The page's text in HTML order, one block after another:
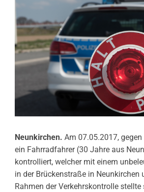
Neunkirchen. Am 07.05.2017,
ein Fahrradfahrer (30 Jahre aus
kontrolliert, welcher mit einem
in der Brückenstraße in Neunkirchen
Rahmen der Verkehrskontrolle